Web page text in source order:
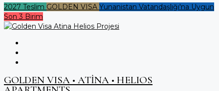
2027 Teslim GOLDEN VISA Yunanistan Vatandaşlığı'na Uygun
Son 3 Birim
GOLDEN VISA • ATİNA • HELIOS